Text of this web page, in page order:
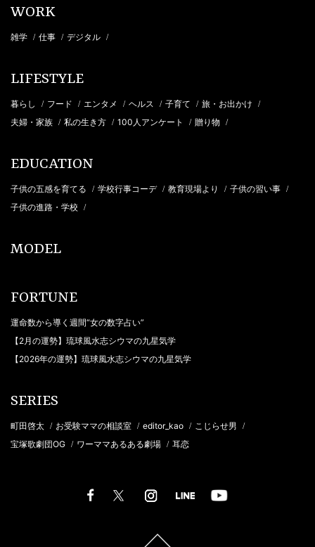
WORK
雑学 / 仕事 / デジタル /
LIFESTYLE
暮らし / フード / エンタメ / ヘルス / 子育て / 旅・お出かけ /
夫婦・家族 / 私の生き方 / 100人アンケート / 贈り物 /
EDUCATION
子供の五感を育てる / 学校行事コーデ / 教育現場より / 子供の習い事 /
子供の進路・学校 /
MODEL
FORTUNE
運命数から導く週間“女の数字占い”
【2月の運勢】琉球風水志シウマの九星気学
【2026年の運勢】琉球風水志シウマの九星気学
SERIES
町田啓太 / お受験ママの相談室 / editor_kao / こじらせ男 /
宝塚歌劇団OG / ワーママあるある劇場 / 耳恋